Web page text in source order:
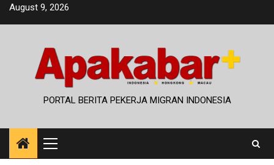
SkipAugust 9, 2026
PORTAL BERITA PEKERJA MIGRAN INDONESIA
Primary
Menu